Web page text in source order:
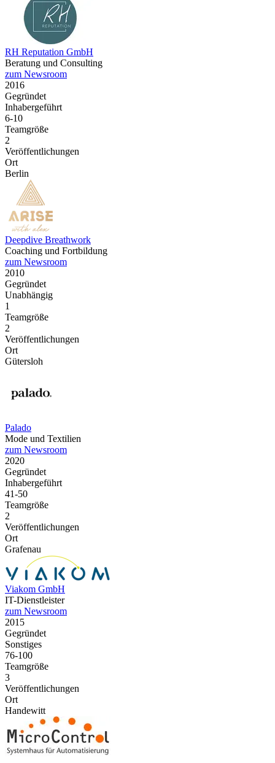
RH Reputation GmbH
Beratung und Consulting
zum Newsroom
2016
Gegründet
Inhabergeführt
6-10
Teamgröße
2
Veröffentlichungen
Ort
Berlin
Deepdive Breathwork
Coaching und Fortbildung
zum Newsroom
2010
Gegründet
Unabhängig
1
Teamgröße
2
Veröffentlichungen
Ort
Gütersloh
Palado
Mode und Textilien
zum Newsroom
2020
Gegründet
Inhabergeführt
41-50
Teamgröße
2
Veröffentlichungen
Ort
Grafenau
Viakom GmbH
IT-Dienstleister
zum Newsroom
2015
Gegründet
Sonstiges
76-100
Teamgröße
3
Veröffentlichungen
Ort
Handewitt